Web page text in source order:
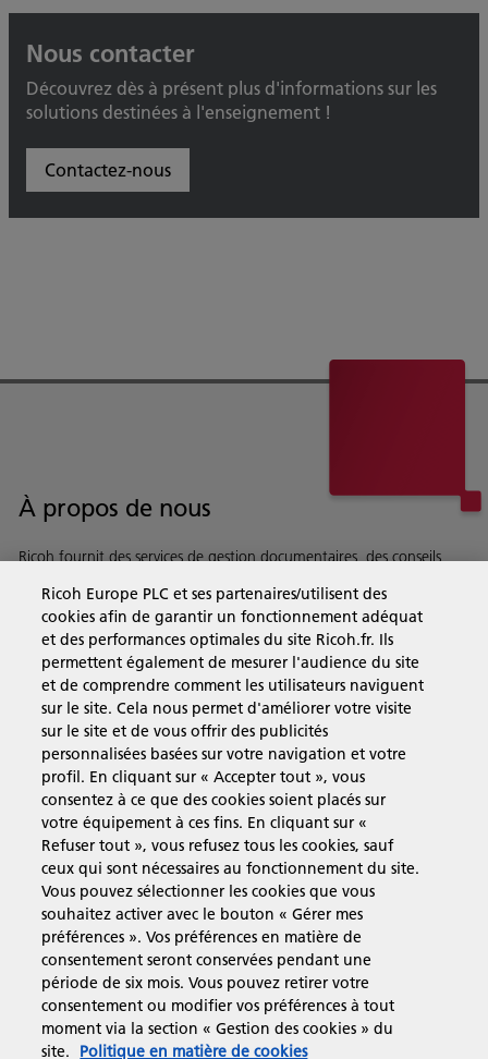
Nous contacter
Découvrez dès à présent plus d'informations sur les
solutions destinées à l'enseignement !
Contactez-nous
À propos de nous
Ricoh fournit des services de gestion documentaires, des conseils,
En savoir plus sur notre histoire et ce que nous faisons
Solutions pour les entreprises
Produits et Services
Assistance & Contact
Ressources
Suivez-nous
Ricoh Europe PLC et ses partenaires/utilisent des
cookies afin de garantir un fonctionnement adéquat
et des performances optimales du site Ricoh.fr. Ils
permettent également de mesurer l'audience du site
et de comprendre comment les utilisateurs naviguent
sur le site. Cela nous permet d'améliorer votre visite
sur le site et de vous offrir des publicités
personnalisées basées sur votre navigation et votre
profil. En cliquant sur « Accepter tout », vous
consentez à ce que des cookies soient placés sur
votre équipement à ces fins. En cliquant sur «
Refuser tout », vous refusez tous les cookies, sauf
ceux qui sont nécessaires au fonctionnement du site.
Vous pouvez sélectionner les cookies que vous
souhaitez activer avec le bouton « Gérer mes
préférences ». Vos préférences en matière de
consentement seront conservées pendant une
période de six mois. Vous pouvez retirer votre
consentement ou modifier vos préférences à tout
moment via la section « Gestion des cookies » du
site.
Politique en matière de cookies